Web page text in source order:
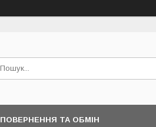
ПОВЕРНЕННЯ ТА ОБМІН